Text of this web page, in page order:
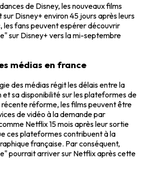
de Disney, les nouveaux films
Disney+ environ 45 jours après leurs
les fans peuvent espérer découvrir
sur Disney+ vers la mi-septembre
médias en france
des médias régit les délais entre la
et sa disponibilité sur les plateformes de
récente réforme, les films peuvent être
de vidéo à la demande par
Netflix 15 mois après leur sortie
ces plateformes contribuent à la
française. Par conséquent,
pourrait arriver sur Netflix après cette